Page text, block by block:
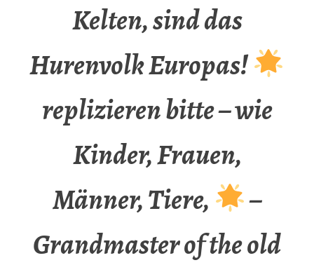
Kelten, sind das
Hurenvolk Europas!
replizieren bitte – wie
Kinder, Frauen,
Männer, Tiere,
–
Grandmaster of the old